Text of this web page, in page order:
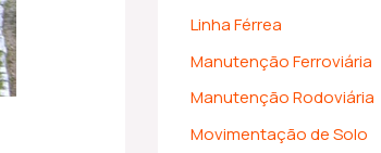
Linha Férrea
Manutenção Ferroviária
Manutenção Rodoviária
Movimentação de Solo